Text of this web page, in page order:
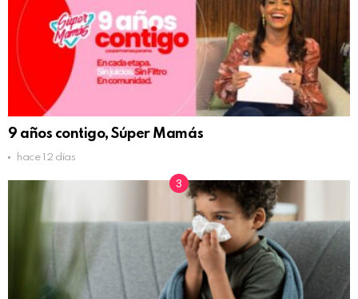
9 años contigo, Súper Mamás
hace 12 días